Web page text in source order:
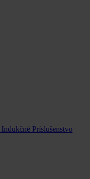
Indukčné Príslušenstvo